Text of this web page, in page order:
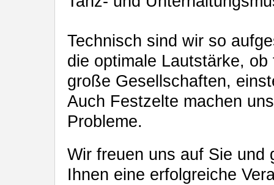
Technisch sind wir so
die optimale Lautstärke,
große Gesellschaften,
Auch Festzelte machen
Probleme.
Wir freuen uns auf Sie und
Ihnen eine erfolgreiche